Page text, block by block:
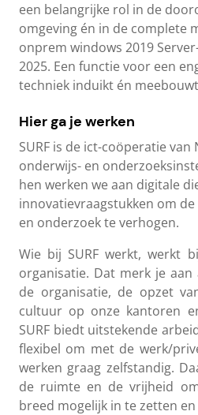
een belangrijke rol in de
omgeving én in de complete
onprem windows 2019
2025. Een functie voor een
techniek induikt én
Hier ga je werken
SURF is de ict-coöperatie van
onderwijs- en
hen werken we aan digitale
innovatievraagstukken om
en onderzoek te verhogen.
Wie bij SURF werkt, werkt
organisatie. Dat merk je
de organisatie, de opzet
cultuur op onze kantoren
SURF biedt uitstekende
flexibel om met de werk/
werken graag zelfstandig.
de ruimte en de vrijheid
breed mogelijk in te zetten